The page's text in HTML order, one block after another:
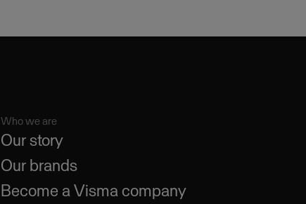
Who we are
Our story
Our brands
Become a Visma company